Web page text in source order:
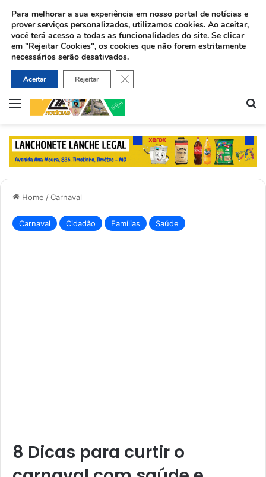
Menu
Home /Carnaval
Carnaval Cidadão Famílias Saúde
8 Dicas para curtir o
Para melhorar a sua experiência em nosso portal de notícias e
prover serviços personalizados, utilizamos cookies. Ao aceitar,
você terá acesso a todas as funcionalidades do site. Se clicar
em "Rejeitar Cookies", os cookies que não forem estritamente
necessários serão desativados.
Aceitar Rejeitar Close GDPR Cookie Banner